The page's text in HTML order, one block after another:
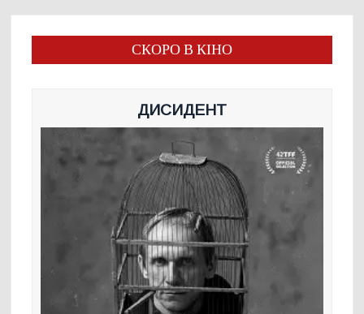
СКОРО В КІНО
ДИСИДЕНТ